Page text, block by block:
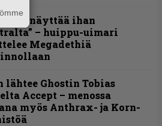
näyttää ihan
– huippu-uimari
Megadethiä
lähtee Ghostin Tobias
Accept – menossa
myös Anthrax- ja Korn-